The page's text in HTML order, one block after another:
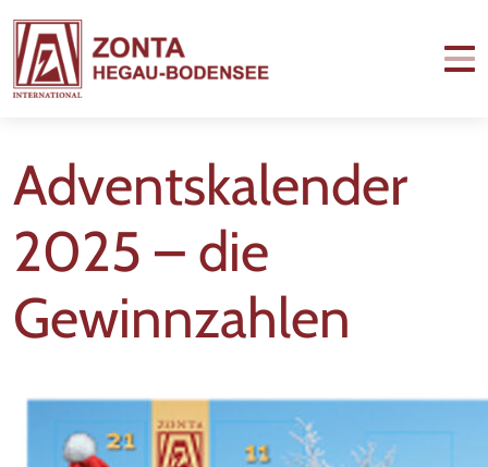
Adventskalender
2025 – die
Gewinnzahlen